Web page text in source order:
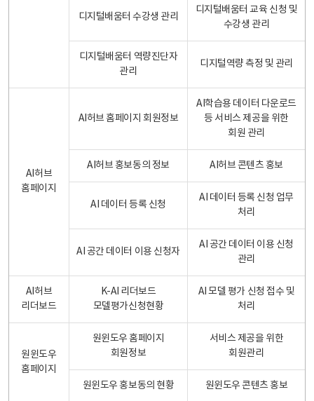
디지털배움터 수강생 관리
디지털배움터 교육 신청 및
수강생 관리
디지털배움터 역량진단자
관리
디지털역량 측정 및 관리
AI허브
홈페이지
AI허브 홈페이지 회원정보
AI학습용 데이터 다운로드
등 서비스 제공을 위한
회원 관리
AI허브 홍보동의 정보 AI허브 콘텐츠 홍보
AI 데이터 등록 신청
AI 데이터 등록 신청 업무
처리
AI 공간 데이터 이용 신청자
AI 공간 데이터 이용 신청
관리
AI허브
리더보드
K-AI 리더보드
모델평가신청현황
AI 모델 평가 신청 접수 및
처리
원윈도우
홈페이지
원윈도우 홈페이지
회원정보
서비스 제공을 위한
회원관리
원윈도우 홍보동의 현황 원윈도우 콘텐츠 홍보